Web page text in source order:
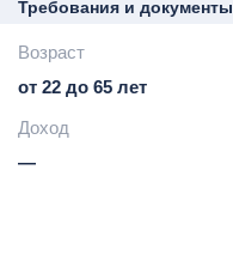
Требования и документы
Возраст
от 22 до 65 лет
Доход
—